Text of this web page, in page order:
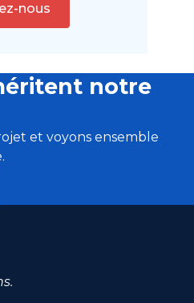
nous
notre
et voyons ensemble